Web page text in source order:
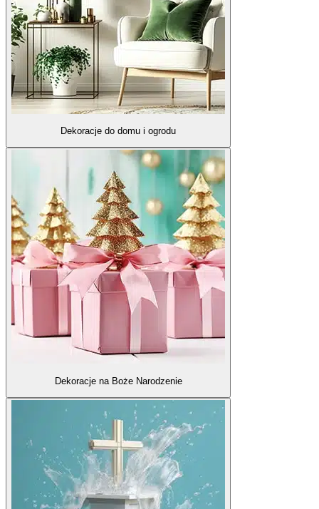
Dekoracje do domu i ogrodu
Dekoracje na Boże Narodzenie